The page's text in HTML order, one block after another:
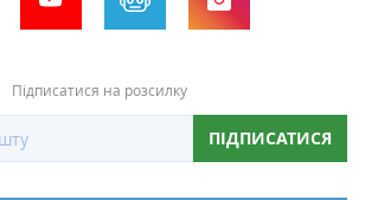
Підписатися на розсилку
ПІДПИСАТИСЯ